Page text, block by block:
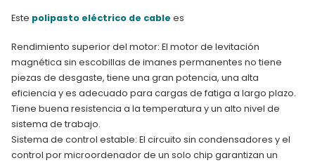
Este polipasto eléctrico de cable es
Rendimiento superior del motor: El motor de levitación
magnética sin escobillas de imanes permanentes no tiene
piezas de desgaste, tiene una gran potencia, una alta
eficiencia y es adecuado para cargas de fatiga a largo plazo.
Tiene buena resistencia a la temperatura y un alto nivel de
sistema de trabajo.
Sistema de control estable: El circuito sin condensadores y el
control por microordenador de un solo chip garantizan un